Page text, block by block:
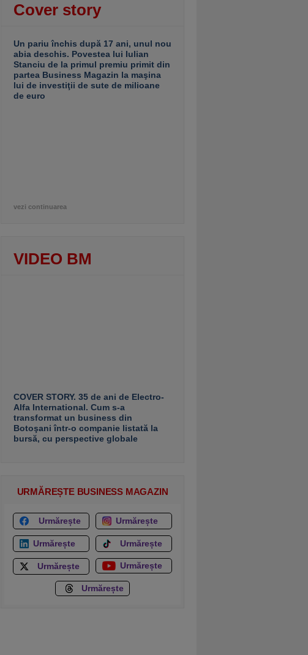
Cover story
Un pariu închis după 17 ani, unul nou
abia deschis. Povestea lui Iulian
Stanciu de la primul premiu primit din
partea Business Magazin la maşina
lui de investiţii de sute de milioane
de euro
vezi continuarea
VIDEO BM
COVER STORY. 35 de ani de Electro-
Alfa International. Cum s-a
transformat un business din
Botoşani într-o companie listată la
bursă, cu perspective globale
URMĂREȘTE BUSINESS MAGAZIN
Urmărește Urmărește
Urmărește Urmărește
Urmărește Urmărește
Urmărește